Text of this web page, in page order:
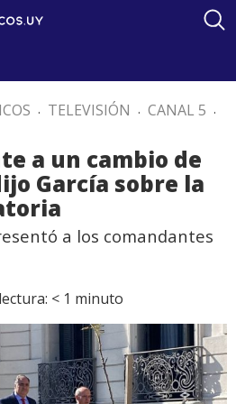
. TELEVISIÓN . CANAL 5 .
a un cambio de
García sobre la
a los comandantes
< 1 minuto